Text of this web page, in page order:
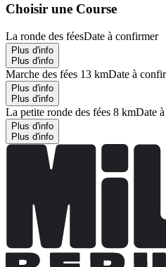
Choisir une Course
La ronde des féesDate à confirmer
Plus d'info
Plus d'info
Marche des fées 13 kmDate à
Plus d'info
Plus d'info
La petite ronde des fées 8 kmDate
Plus d'info
Plus d'info